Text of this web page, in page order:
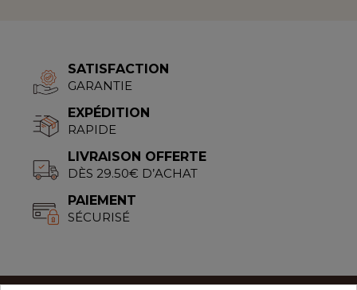
SATISFACTION
GARANTIE
EXPÉDITION
RAPIDE
LIVRAISON OFFERTE
DÈS 29.50€ D’ACHAT
PAIEMENT
SÉCURISÉ